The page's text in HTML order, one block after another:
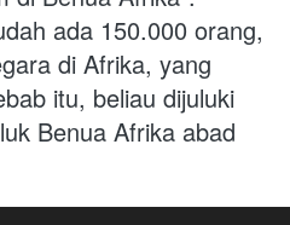
ada 150.000 orang,
di Afrika, yang
itu, beliau dijuluki
Benua Afrika abad